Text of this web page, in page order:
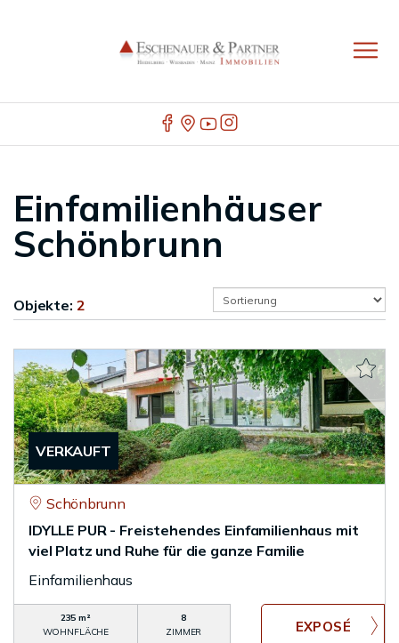
Einfamilienhäuser
Schönbrunn
Objekte: 2
VERKAUFT
Schönbrunn
IDYLLE PUR - Freistehendes Einfamilienhaus mit
viel Platz und Ruhe für die ganze Familie
Einfamilienhaus
235 m²
WOHNFLÄCHE
8
ZIMMER